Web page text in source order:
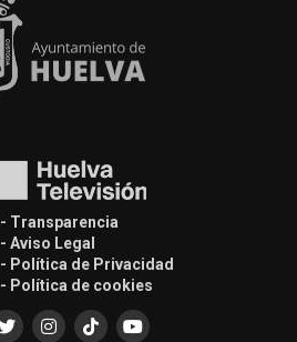
- Transparencia
- Aviso Legal
- Política de Privacidad
- Política de cookies